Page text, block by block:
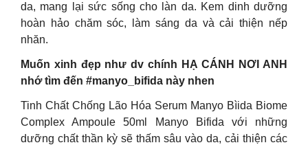
da, mang lại sức sống cho làn da. Kem dinh dưỡng
hoàn hảo chăm sóc, làm sáng da và cải thiện nếp
nhăn.
Muốn xinh đẹp như dv chính HẠ CÁNH NƠI ANH
nhớ tìm đến #manyo_bifida này nhen
Tinh Chất Chống Lão Hóa Serum Manyo Bìida Biome
Complex Ampoule 50ml Manyo Bifida với những
dưỡng chất thần kỳ sẽ thấm sâu vào da, cải thiện các